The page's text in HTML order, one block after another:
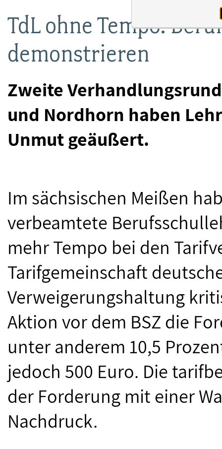
TdL ohne Tempo:
demonstrieren
Zweite
und Nordhorn haben
Unmut geäußert.
Im sächsischen Meißen
verbeamtete
mehr Tempo bei den
Tarifgemeinschaft
Verweigerungshaltung
Aktion vor dem BSZ die
unter anderem 10,5
jedoch 500 Euro. Die
der Forderung mit einer
Nachdruck.